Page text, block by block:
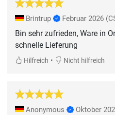
Brintrup Februar 2026
Bin sehr zufrieden, Ware in
schnelle Lieferung
Hilfreich • Nicht hilfreich
Anonymous Oktober